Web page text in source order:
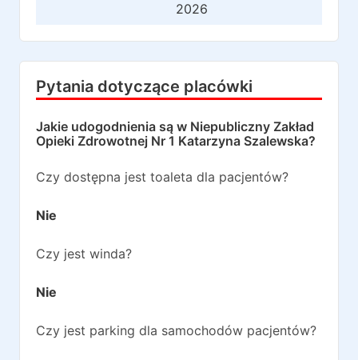
2026
Pytania dotyczące placówki
Jakie udogodnienia są w Niepubliczny Zakład
Opieki Zdrowotnej Nr 1 Katarzyna Szalewska?
Czy dostępna jest toaleta dla pacjentów?
Nie
Czy jest winda?
Nie
Czy jest parking dla samochodów pacjentów?